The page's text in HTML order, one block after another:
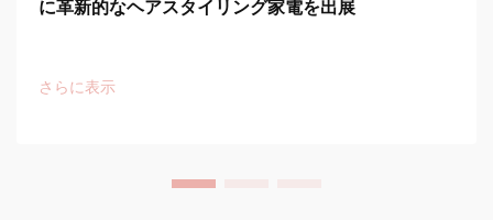
に革新的なヘアスタイリング家電を出展
さらに表示